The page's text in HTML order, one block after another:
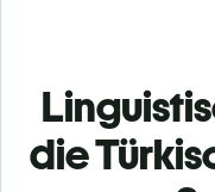
die